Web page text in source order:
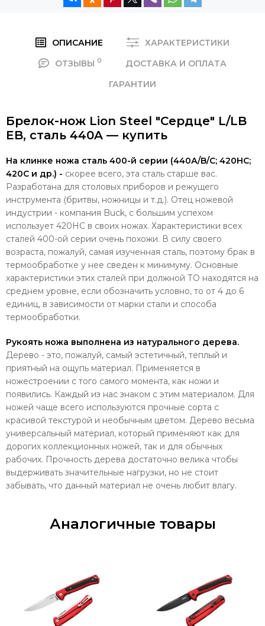
ОПИСАНИЕ
ХАРАКТЕРИСТИКИ
ОТЗЫВЫ 0
ДОСТАВКА И ОПЛАТА
ГАРАНТИИ
Брелок-нож Lion Steel "Сердце" L/LB
EB, сталь 440A — купить
На клинке ножа сталь 400-й серии (440А/B/C; 420HC;
420C и др.) - скорее всего, эта сталь старше вас.
Разработана для столовых приборов и режущего
инструмента (бритвы, ножницы и т.д.). Отец ножевой
индустрии - компания Buck, с большим успехом
использует 420HC в своих ножах. Характеристики всех
сталей 400-ой серии очень похожи. В силу своего
возраста, пожалуй, самая изученная сталь, поэтому брак в
термообработке у нее сведен к минимуму. Основные
характеристики этих сталей при должной ТО находятся на
среднем уровне, если обозначить условно, то от 4 до 6
единиц, в зависимости от марки стали и способа
термообработки.
Рукоять ножа выполнена из натурального дерева.
Дерево - это, пожалуй, самый эстетичный, теплый и
приятный на ощупь материал. Применяется в
ножестроении с того самого момента, как ножи и
появились. Каждый из нас знаком с этим материалом. Для
ножей чаще всего используются прочные сорта с
красивой текстурой и необычным цветом. Дерево весьма
универсальный материал, который применяют как для
дорогих коллекционных ножей, так и для обычных
рабочих. Прочность дерева достаточно велика чтобы
выдерживать значительные нагрузки, но не стоит
забывать, что данный материал не очень любит влагу.
Аналогичные товары